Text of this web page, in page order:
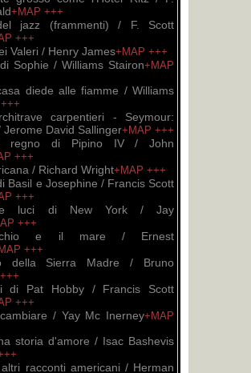
+MAP +++
jazz (frammenti) / F. Scott
+++
Valeri / Henry James+MAP +++
Sophie / Williams Stairon+MAP
diede alle fiamme / Williams
+++
carpentieri - Seymour:
Jerome David Sallinger+MAP +++
regno di Pipino IV / John
+++
/ Richard Wright+MAP +++
Basil e Josephine / Francis Scott
+++
luci di New York / Jay
+++
e il mare / Ernest
+++
della Sierra Madre / Bruno
+++
di Pat Hobby / Francis Scott
+++
/ Yay Mc Inerney+MAP
storia d'amore / Isac Bashevis
racconti americani / Herman